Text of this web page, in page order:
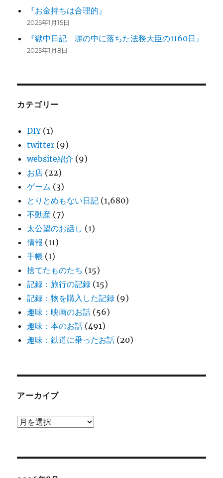
『お金持ちは合理的』
2025年1月15日
『獄中日記 塀の中に落ちた法務大臣の1160日』
2025年1月8日
カテゴリー
DIY(1)
twitter (9)
website紹介 (9)
お店 (22)
ゲーム (3)
とりとめもない日記 (1,680)
不動産 (7)
太公望のお話し (1)
情報 (11)
手帳 (1)
捨てたものたち (15)
記録：旅行の記録 (15)
記録：物を購入した記録 (9)
趣味：映画のお話 (56)
趣味：本のお話 (491)
趣味：鉄道に乗ったお話 (20)
アーカイブ
ア